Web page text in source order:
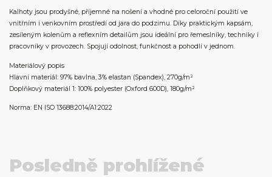
Kalhoty jsou prodyšné, příjemné na nošení a vhodné pro celoroční použití ve
vnitřním i venkovním prostředí od jara do podzimu. Díky praktickým kapsám,
zesíleným kolenům a reflexním detailům jsou ideální pro řemeslníky, techniky i
pracovníky v provozech. Spojují odolnost, funkčnost a pohodlí v jednom.
Materiálový popis
Hlavní materiál: 97% bavlna, 3% elastan (Spandex), 270g/m²
Doplňkový materiál 1: 100% polyester (Oxford 600D), 180g/m²
Norma: EN ISO 13688:2014/A1:2022
Posledně prohlížené